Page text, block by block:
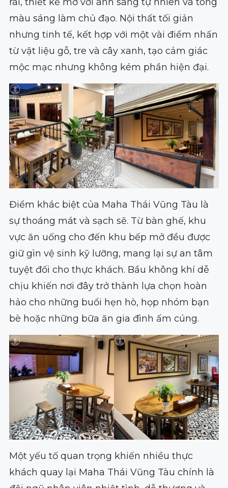
màu sáng làm chủ đạo. Nội thất tối giản
nhưng tinh tế, kết hợp với một vài điểm nhấn
từ vật liệu gỗ, tre và cây xanh, tạo cảm giác
mộc mạc nhưng không kém phần hiện đại.
Điểm khác biệt của Maha Thái Vũng Tàu là
sự thoáng mát và sạch sẽ. Từ bàn ghế, khu
vực ăn uống cho đến khu bếp mở đều được
giữ gìn vệ sinh kỹ lưỡng, mang lại sự an tâm
tuyệt đối cho thực khách. Bầu không khí dễ
chịu khiến nơi đây trở thành lựa chọn hoàn
hảo cho những buổi hẹn hò, họp nhóm bạn
bè hoặc những bữa ăn gia đình ấm cúng.
Một yếu tố quan trọng khiến nhiều thực
khách quay lại Maha Thái Vũng Tàu chính là